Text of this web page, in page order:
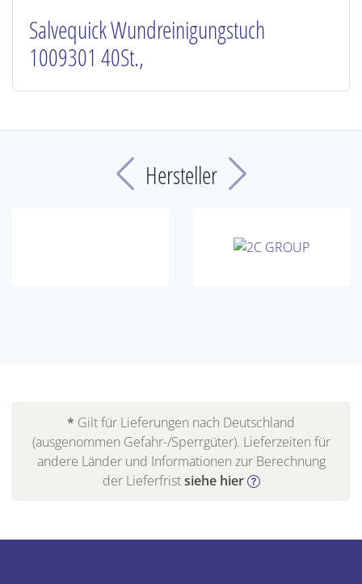
Salvequick Wundreinigungstuch
1009301 40St.,
Previous
Hersteller
* Gilt für Lieferungen nach Deutschland
(ausgenommen Gefahr-/Sperrgüter). Lieferzeiten für
andere Länder und Informationen zur Berechnung
der Lieferfristsiehe hier